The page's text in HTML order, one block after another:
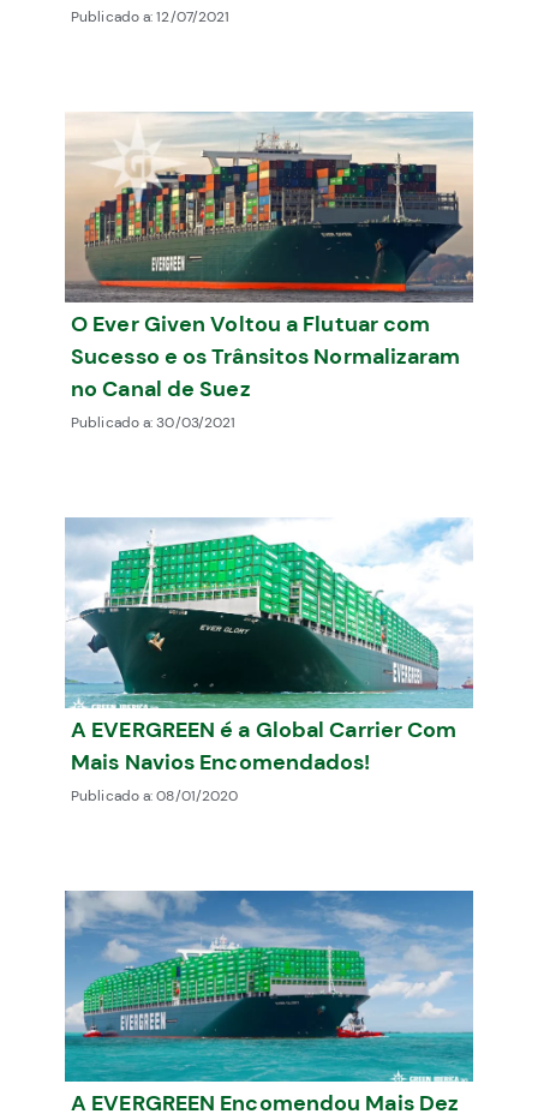
Publicado a:12/07/2021
O Ever Given Voltou a Flutuar com
Sucesso e os Trânsitos Normalizaram
no Canal de Suez
Publicado a:30/03/2021
A EVERGREEN é a Global Carrier Com
Mais Navios Encomendados!
Publicado a:08/01/2020
A EVERGREEN Encomendou Mais Dez